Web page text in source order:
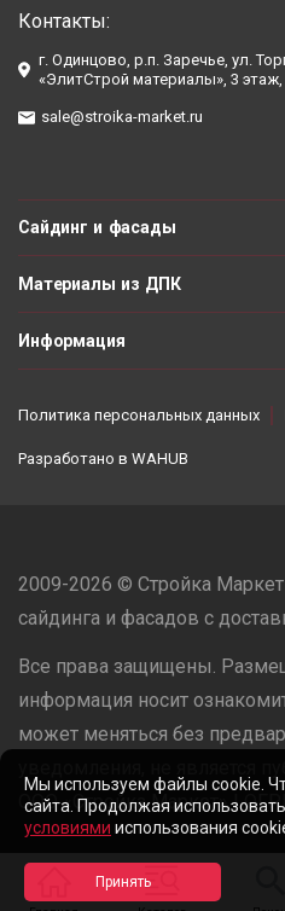
Контакты:
г. Одинцово, р.п. Заречье, ул.
«ЭлитСтрой материалы», 3
sale@stroika-market.ru
Сайдинг и фасады
Материалы из ДПК
Информация
Политика персональных данных
Разработано в WAHUB
2009-2026 © Стройка
сайдинга и фасадов с
Все права защищены.
информация носит
может меняться без
ООО «Стройка Маркет» |
Мы используем файлы cookie.
сайта. Продолжая
условиями использования